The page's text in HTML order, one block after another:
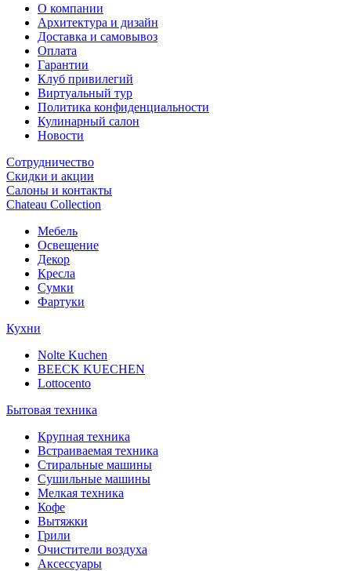
О компании
Архитектура и дизайн
Доставка и самовывоз
Оплата
Гарантии
Клуб привилегий
Виртуальный тур
Политика конфиденциальности
Кулинарный салон
Новости
Сотрудничество
Скидки и акции
Салоны и контакты
Chateau Collection
Мебель
Освещение
Декор
Кресла
Сумки
Фартуки
Кухни
Nolte Kuchen
BEECK KUECHEN
Lottocento
Бытовая техника
Крупная техника
Встраиваемая техника
Стиральные машины
Сушильные машины
Мелкая техника
Кофе
Вытяжки
Грили
Очистители воздуха
Аксессуары